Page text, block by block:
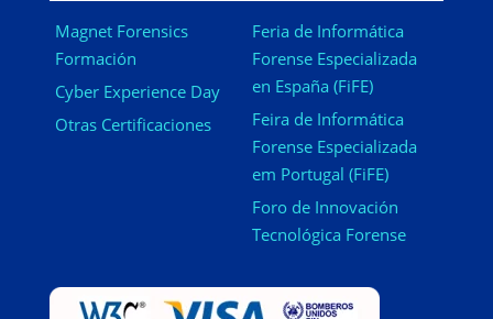
Magnet Forensics
Formación
Cyber Experience Day
Otras Certificaciones
Feria de Informática
Forense Especializada
en España (FiFE)
Feira de Informática
Forense Especializada
em Portugal (FiFE)
Foro de Innovación
Tecnológica Forense